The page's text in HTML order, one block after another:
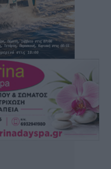
με μεγάλη επιτυχία,
Τι έχει
“Στο υπουργείο
τρίτης κατηγορίας